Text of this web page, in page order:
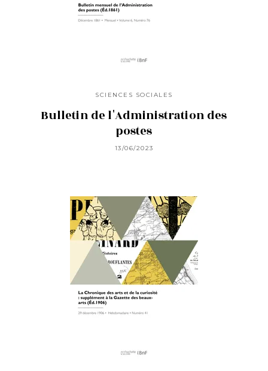
SCIENCES SOCIALES
Bulletin de l'Administration des
postes
13/06/2023